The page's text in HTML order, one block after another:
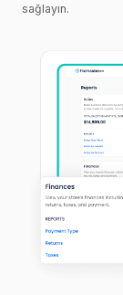
sağlayın.